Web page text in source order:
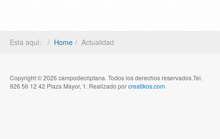
Está aquí: Home Actualidad
Copyright © 2026 campodecriptana. Todos los derechos reservados.Tel.
926 56 12 42 Plaza Mayor, 1. Realizado porcreatikos.com.